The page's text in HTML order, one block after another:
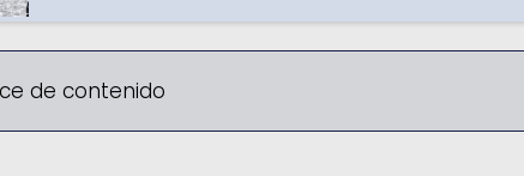
de contenido